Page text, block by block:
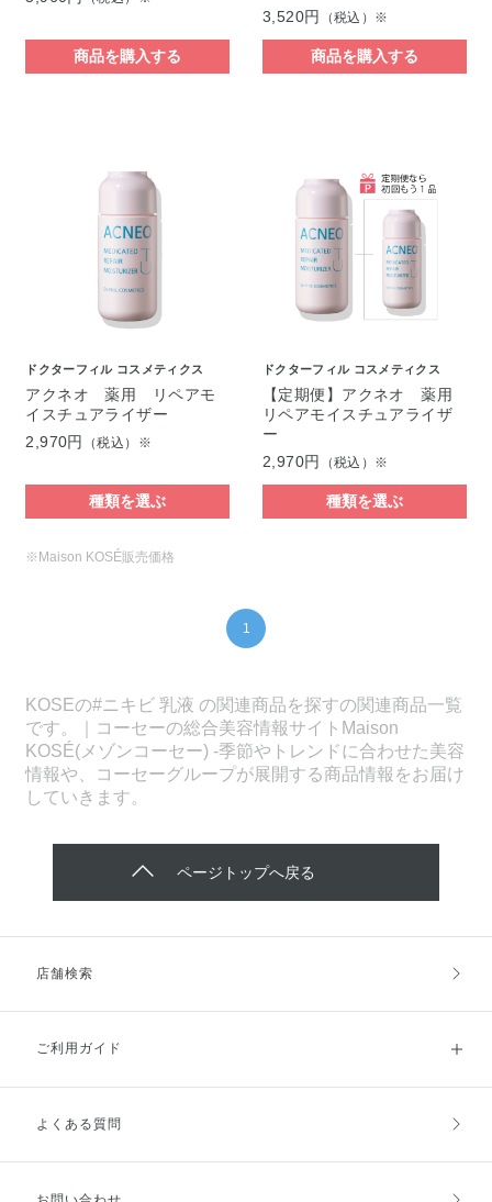
商品を購入する
3,520円
（税込）※
商品を購入する
ドクターフィル コスメティクス
アクネオ 薬用 リペアモ
イスチュアライザー
2,970円
（税込）※
種類を選ぶ
ドクターフィル コスメティクス
【定期便】アクネオ 薬用
リペアモイスチュアライザ
ー
2,970円
（税込）※
種類を選ぶ
※Maison KOSÉ販売価格
1
KOSEの#ニキビ 乳液 の関連商品を探すの関連商品一覧
です。｜コーセーの総合美容情報サイトMaison
KOSÉ(メゾンコーセー) -季節やトレンドに合わせた美容
情報や、コーセーグループが展開する商品情報をお届け
していきます。
ページトップへ戻る
店舗検索
ご利用ガイド
ご利用ガイドトップ
お支払方法
よくある質問